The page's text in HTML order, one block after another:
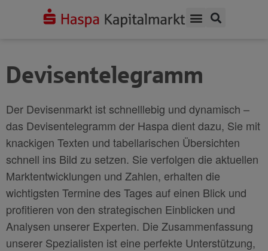
Devisentelegramm
Der Devisenmarkt ist schnelllebig und dynamisch –
das Devisentelegramm der Haspa dient dazu, Sie mit
knackigen Texten und tabellarischen Übersichten
schnell ins Bild zu setzen. Sie verfolgen die aktuellen
Marktentwicklungen und Zahlen, erhalten die
wichtigsten Termine des Tages auf einen Blick und
profitieren von den strategischen Einblicken und
Analysen unserer Experten. Die Zusammenfassung
unserer Spezialisten ist eine perfekte Unterstützung,